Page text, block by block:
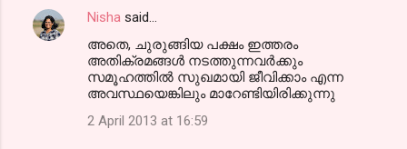
Nisha said…
അതെ, ചുരുങ്ങിയ പക്ഷം ഇത്തരം
അതിക്രമങ്ങള്‍ നടത്തുന്നവര്‍ക്കും
സമൂഹത്തില്‍ സുഖമായി ജീവിക്കാം എന്ന
അവസ്ഥയെങ്കിലും മാറേണ്ടിയിരിക്കുന്നു
2 April 2013 at 16:59